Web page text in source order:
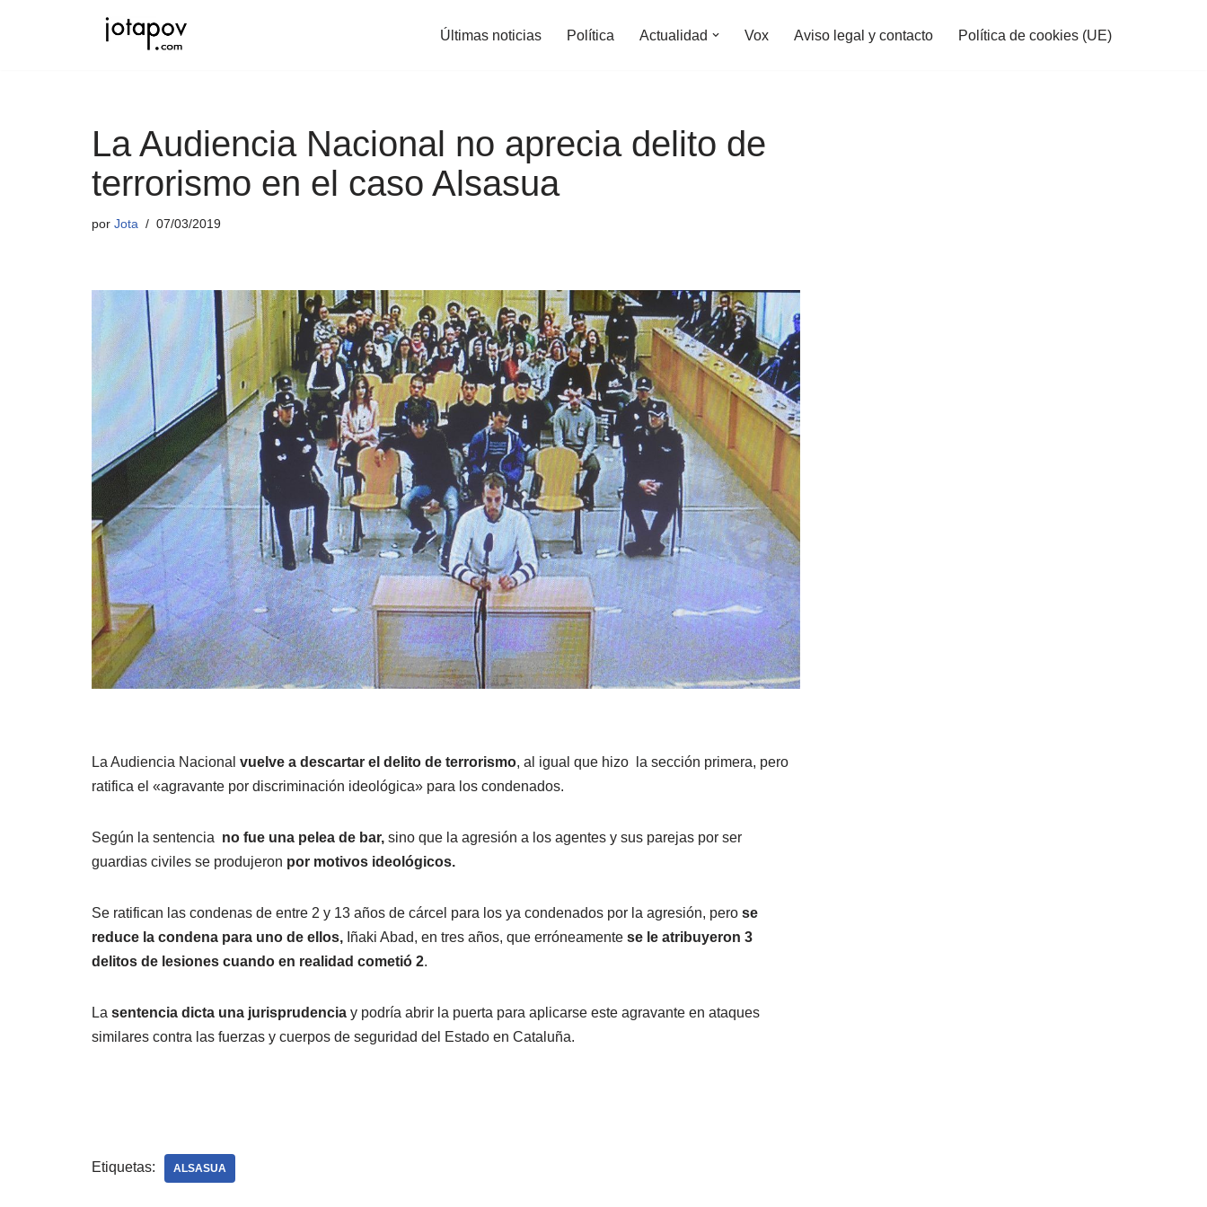
Últimas noticias Política Actualidad Vox Aviso legal y contacto Política de cookies (UE)
La Audiencia Nacional no aprecia delito de
terrorismo en el caso Alsasua
por Jota 07/03/2019
La Audiencia Nacional vuelve a descartar el delito de terrorismo, al igual que hizo la sección primera, pero
ratifica el «agravante por discriminación ideológica» para los condenados.
Según la sentencia no fue una pelea de bar, sino que la agresión a los agentes y sus parejas por ser
guardias civiles se produjeron por motivos ideológicos.
Se ratifican las condenas de entre 2 y 13 años de cárcel para los ya condenados por la agresión, pero se
reduce la condena para uno de ellos, Iñaki Abad, en tres años, que erróneamente se le atribuyeron 3
delitos de lesiones cuando en realidad cometió 2.
La sentencia dicta una jurisprudencia y podría abrir la puerta para aplicarse este agravante en ataques
similares contra las fuerzas y cuerpos de seguridad del Estado en Cataluña.
Etiquetas: ALSASUA